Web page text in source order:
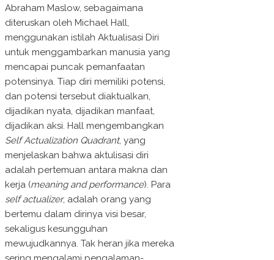
Abraham Maslow, sebagaimana
diteruskan oleh Michael Hall,
menggunakan istilah Aktualisasi Diri
untuk menggambarkan manusia yang
mencapai puncak pemanfaatan
potensinya. Tiap diri memiliki potensi,
dan potensi tersebut diaktualkan,
dijadikan nyata, dijadikan manfaat,
dijadikan aksi. Hall mengembangkan
Self Actualization Quadrant, yang
menjelaskan bahwa aktulisasi diri
adalah pertemuan antara makna dan
kerja (meaning and performance). Para
self actualizer, adalah orang yang
bertemu dalam dirinya visi besar,
sekaligus kesungguhan
mewujudkannya. Tak heran jika mereka